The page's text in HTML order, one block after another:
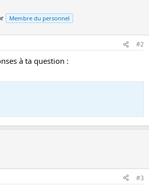
Membre du personnel
#2
à ta question :
#3